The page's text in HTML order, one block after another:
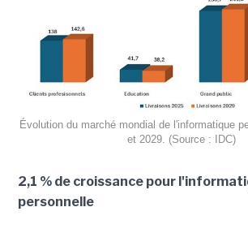
Évolution du marché mondial de l'informatique
et 2029. (Source : IDC)
2,1 % de croissance pour
personnelle